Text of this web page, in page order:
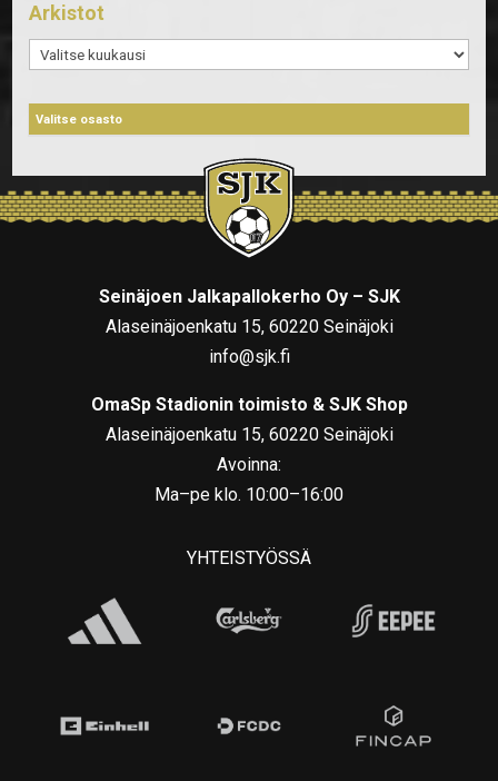
Arkistot
Arkistot
Seinäjoen Jalkapallokerho Oy – SJK
Alaseinäjoenkatu 15, 60220 Seinäjoki
info@sjk.fi
OmaSp Stadionin toimisto & SJK Shop
Alaseinäjoenkatu 15, 60220 Seinäjoki
Avoinna:
Ma–pe klo. 10:00–16:00
YHTEISTYÖSSÄ